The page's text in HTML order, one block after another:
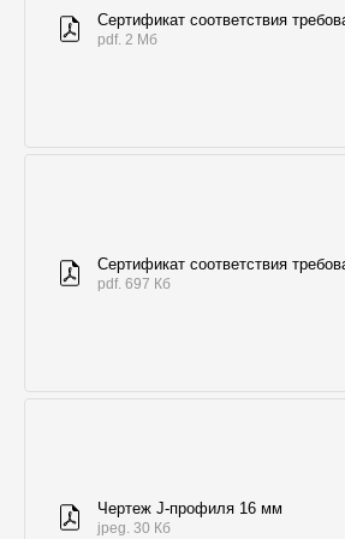
Сертификат соответствия
pdf. 2 Мб
Сертификат соответствия
pdf. 697 Кб
Чертеж J-профиля 16 мм
jpeg. 30 Кб